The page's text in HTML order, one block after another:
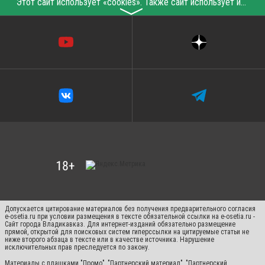
Этот сайт использует «cookies». Также сайт использует интернет-сервис для сбора технических данных касательно посетителей с целью получения маркетинговой и статистической информации. Условия обработки данных посетителей сайта см.
〉
Допускается цитирование материалов без получения предварительного согласия
e-osetia.ru при условии размещения в тексте обязательной ссылки на e-osetia.ru -
Сайт города Владикавказ. Для интернет-изданий обязательно размещение
прямой, открытой для поисковых систем гиперссылки на цитируемые статьи не
ниже второго абзаца в тексте или в качестве источника. Нарушение
исключительных прав преследуется по закону.